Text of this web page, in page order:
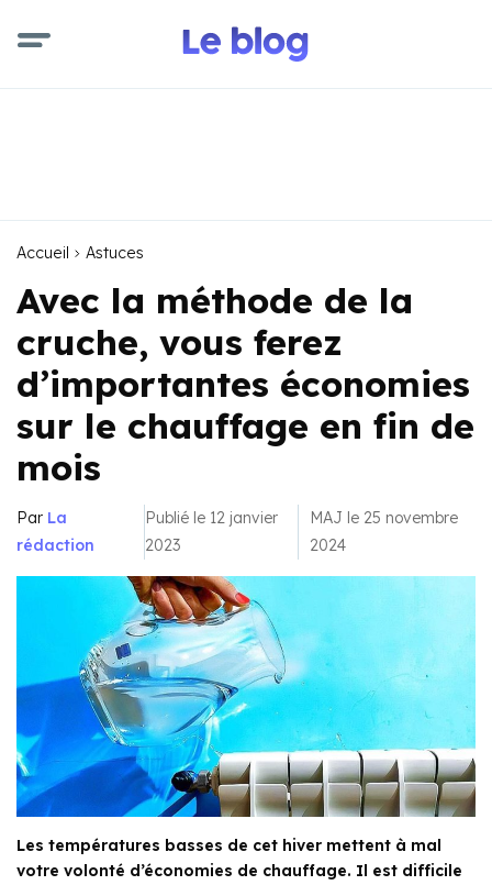
Accueil Astuces
Avec la méthode de la
cruche, vous ferez
d’importantes économies
sur le chauffage en fin de
mois
Par La
rédaction
Publié le 12 janvier
2023
MAJ le 25 novembre
2024
Les températures basses de cet hiver mettent à mal
votre volonté d’économies de chauffage. Il est difficile